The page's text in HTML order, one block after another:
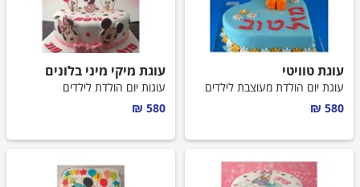
עוגת טוויטי
עוגת יום הולדת מעוצבת לילדים
580 ₪
עוגת מיקי מיני בלונים
עוגות יום הולדת לילדים
580 ₪